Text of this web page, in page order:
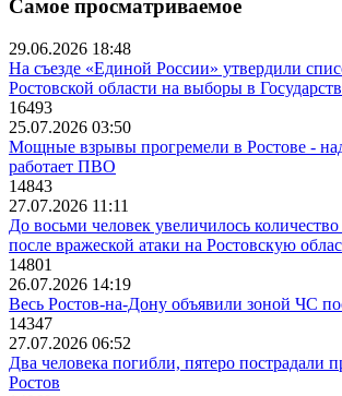
Самое просматриваемое
29.06.2026 18:48
На съезде «Единой России» утвердили
Ростовской области на выборы в
16493
25.07.2026 03:50
Мощные взрывы прогремели в Ростове -
работает ПВО
14843
27.07.2026 11:11
До восьми человек увеличилось
после вражеской атаки на Ростовскую
14801
26.07.2026 14:19
Весь Ростов-на-Дону объявили зоной ЧС
14347
27.07.2026 06:52
Два человека погибли, пятеро пострадали
Ростов